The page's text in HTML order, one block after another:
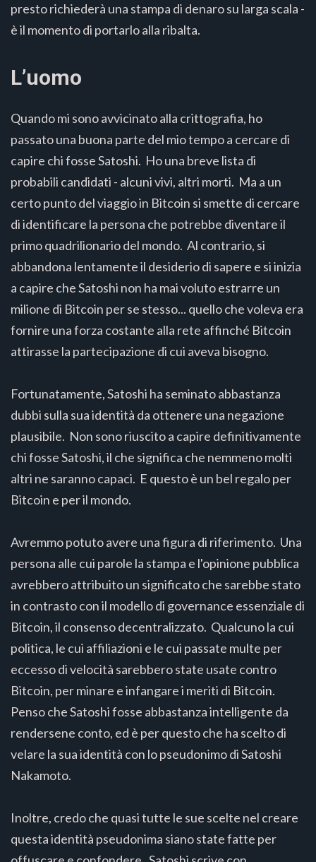
presto richiederà una stampa di denaro su larga scala -
è il momento di portarlo alla ribalta.
L’uomo
Quando mi sono avvicinato alla crittografia, ho
passato una buona parte del mio tempo a cercare di
capire chi fosse Satoshi. Ho una breve lista di
probabili candidati - alcuni vivi, altri morti. Ma a un
certo punto del viaggio in Bitcoin si smette di cercare
di identificare la persona che potrebbe diventare il
primo quadrilionario del mondo. Al contrario, si
abbandona lentamente il desiderio di sapere e si inizia
a capire che Satoshi non ha mai voluto estrarre un
milione di Bitcoin per se stesso... quello che voleva era
fornire una forza costante alla rete affinché Bitcoin
attirasse la partecipazione di cui aveva bisogno.
Fortunatamente, Satoshi ha seminato abbastanza
dubbi sulla sua identità da ottenere una negazione
plausibile. Non sono riuscito a capire definitivamente
chi fosse Satoshi, il che significa che nemmeno molti
altri ne saranno capaci. E questo è un bel regalo per
Bitcoin e per il mondo.
Avremmo potuto avere una figura di riferimento. Una
persona alle cui parole la stampa e l'opinione pubblica
avrebbero attribuito un significato che sarebbe stato
in contrasto con il modello di governance essenziale di
Bitcoin, il consenso decentralizzato. Qualcuno la cui
politica, le cui affiliazioni e le cui passate multe per
eccesso di velocità sarebbero state usate contro
Bitcoin, per minare e infangare i meriti di Bitcoin.
Penso che Satoshi fosse abbastanza intelligente da
rendersene conto, ed è per questo che ha scelto di
velare la sua identità con lo pseudonimo di Satoshi
Nakamoto.
Inoltre, credo che quasi tutte le sue scelte nel creare
questa identità pseudonima siano state fatte per